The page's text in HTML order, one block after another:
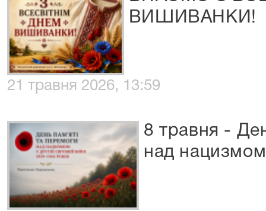
ВИШИВАНКИ!
21 травня 2026, 13:59
8 травня -
над нацизмом